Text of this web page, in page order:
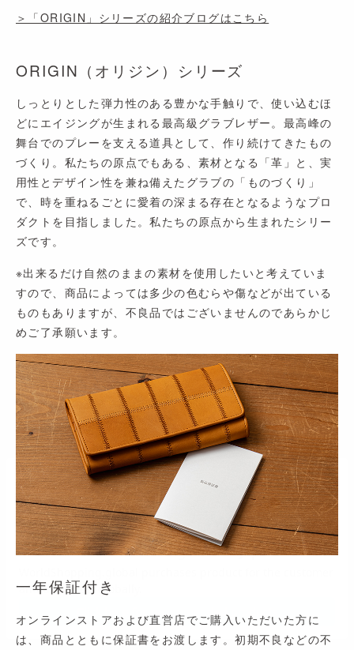
＞「ORIGIN」シリーズの紹介ブログはこちら
ORIGIN（オリジン）シリーズ
しっとりとした弾力性のある豊かな手触りで、使い込むほ
どにエイジングが生まれる最高級グラブレザー。最高峰の
舞台でのプレーを支える道具として、作り続けてきたもの
づくり。私たちの原点でもある、素材となる「革」と、実
用性とデザイン性を兼ね備えたグラブの「ものづくり」
で、時を重ねるごとに愛着の深まる存在となるようなプロ
ダクトを目指しました。私たちの原点から生まれたシリー
ズです。
※出来るだけ自然のままの素材を使用したいと考えていま
すので、商品によっては多少の色むらや傷などが出ている
ものもありますが、不良品ではございませんのであらかじ
めご了承願います。
一年保証付き
オンラインストアおよび直営店でご購入いただいた方に
は、商品とともに保証書をお渡します。初期不良などの不